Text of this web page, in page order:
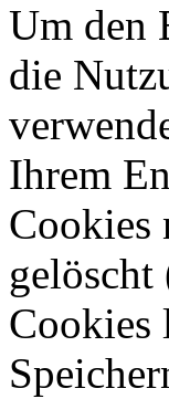
Um den
die
Ihrem
Cookies
gelöscht
Cookies